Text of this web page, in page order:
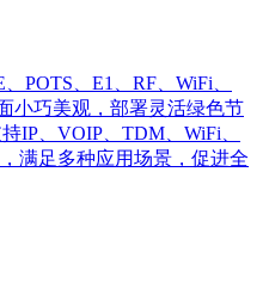
POTS、E1、RF、WiFi、
小巧美观，部署灵活绿色节
IP、VOIP、TDM、WiFi、
满足多种应用场景，促进全